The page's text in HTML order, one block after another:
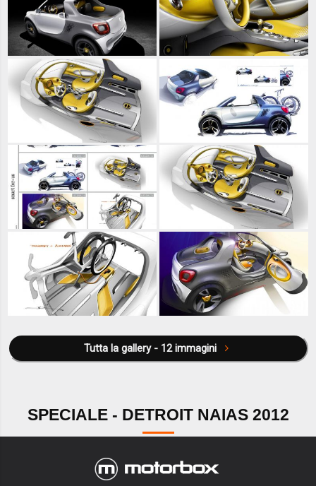
Tutta la gallery - 12 immagini
SPECIALE - DETROIT NAIAS 2012